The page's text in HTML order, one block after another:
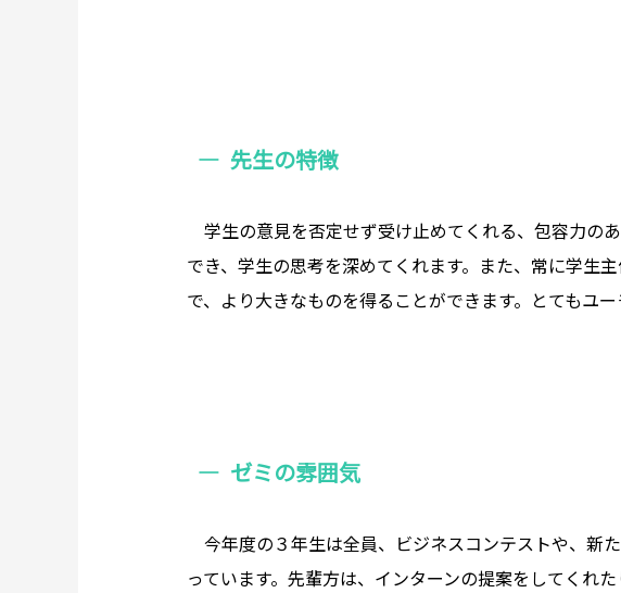
先生の特徴
学生の意見を否定せず受け止めてくれる、包容力の
でき、学生の思考を深めてくれます。また、常に学生
で、より大きなものを得ることができます。とてもユ
ゼミの雰囲気
今年度の３年生は全員、ビジネスコンテストや、新
っています。先輩方は、インターンの提案をしてくれ